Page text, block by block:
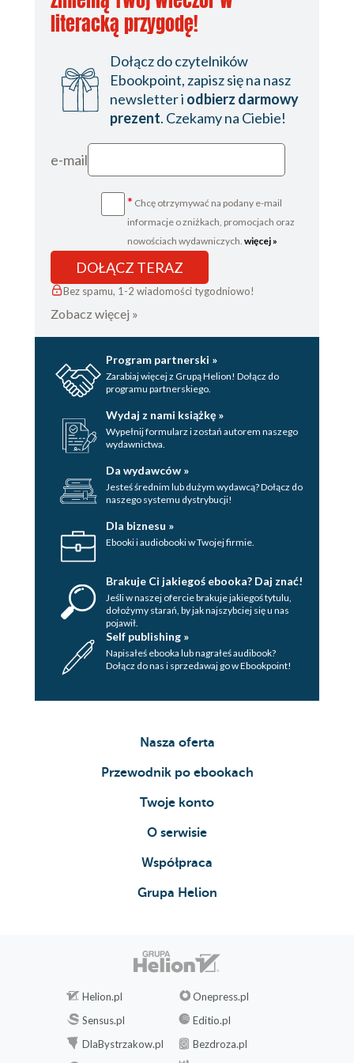
Operatory (48)
Zakres (63)
Zakres lokalny (64)
Zakres klasy (64)
Zakres przestrzeni nazw (65)
Inne zakresy (66)
Obejmowanie zakresów (66)
Deklaracje (67)
Deklaracje zmiennych (68)
Deklaracje funkcji (70)
Kwalifikatory (75)
Instrukcje (78)
Instrukcje wyrażeniowe (78)
Instrukcje puste (78)
Instrukcje złożone (79)
Instrukcje wyboru (82)
Przestrzenie nazw (87)
Deklaracje using (88)
Dyrektywy using (89)
Anonimowe przestrzenie nazw (90)
Klasy, struktury i unie (90)
Deklaracje danych składowych (92)
Deklaracje funkcji składowych (96)
Poziomy dostępu do składowych (101)
Funkcje i klasy zaprzyjaźnione (102)
Konstruktory (104)
Deklaracje zagnieżdżone (109)
Unie (111)
literacką przygodę!
Dołącz do czytelników
Ebookpoint, zapisz się na nasz
newsletter i odbierz darmowy
prezent. Czekamy na Ciebie!
e-mail
* Chcę otrzymywać na podany e-mail
informacje o zniżkach, promocjach oraz
nowościach wydawniczych. więcej »
DOŁĄCZ TERAZ
Bez spamu, 1-2 wiadomości tygodniowo!
Zobacz więcej »
Program partnerski »
Zarabiaj więcej z Grupą Helion! Dołącz do
programu partnerskiego.
Wydaj z nami książkę »
Wypełnij formularz i zostań autorem naszego
wydawnictwa.
Da wydawców »
Jesteś średnim lub dużym wydawcą? Dołącz do
naszego systemu dystrybucji!
Dla biznesu »
Ebooki i audiobooki w Twojej firmie.
Brakuje Ci jakiegoś ebooka? Daj znać!
Jeśli w naszej ofercie brakuje jakiegoś tytulu,
dołożymy starań, by jak najszybciej się u nas
pojawił.
Self publishing »
Napisałeś ebooka lub nagrałeś audibook?
Dołącz do nas i sprzedawaj go w Ebookpoint!
Nasza oferta
Przewodnik po ebookach
Twoje konto
O serwisie
Współpraca
Grupa Helion
Helion.pl
Onepress.pl
Sensus.pl
Editio.pl
DlaBystrzakow.pl
Bezdroza.pl